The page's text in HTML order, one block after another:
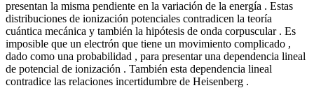
presentan la misma pendiente en la variación de la energía . Estas
distribuciones de ionización potenciales contradicen la teoría
cuántica mecánica y también la hipótesis de onda corpuscular . Es
imposible que un electrón que tiene un movimiento complicado ,
dado como una probabilidad , para presentar una dependencia lineal
de potencial de ionización . También esta dependencia lineal
contradice las relaciones incertidumbre de Heisenberg .